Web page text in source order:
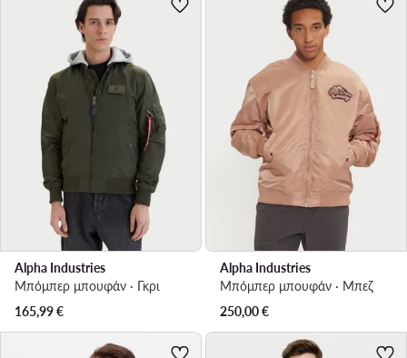
Alpha Industries
Μπόμπερ μπουφάν · Γκρι
165,99€
Alpha Industries
Μπόμπερ μπουφάν · Μπεζ
250,00€